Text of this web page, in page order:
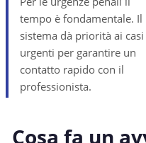
tempo è fondamentale. Il
sistema dà priorità ai casi
urgenti per garantire un
contatto rapido con il
professionista.
Cosa fa un